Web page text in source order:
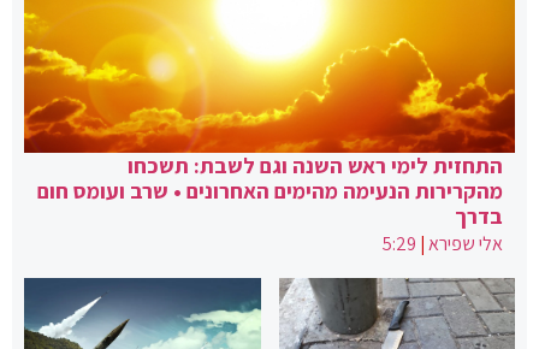
התחזית לימי ראש השנה וגם לשבת: תשכחו
מהקרירות הנעימה מהימים האחרונים • שרב ועומס חום
בדרך
אלי שפירא|
5:29